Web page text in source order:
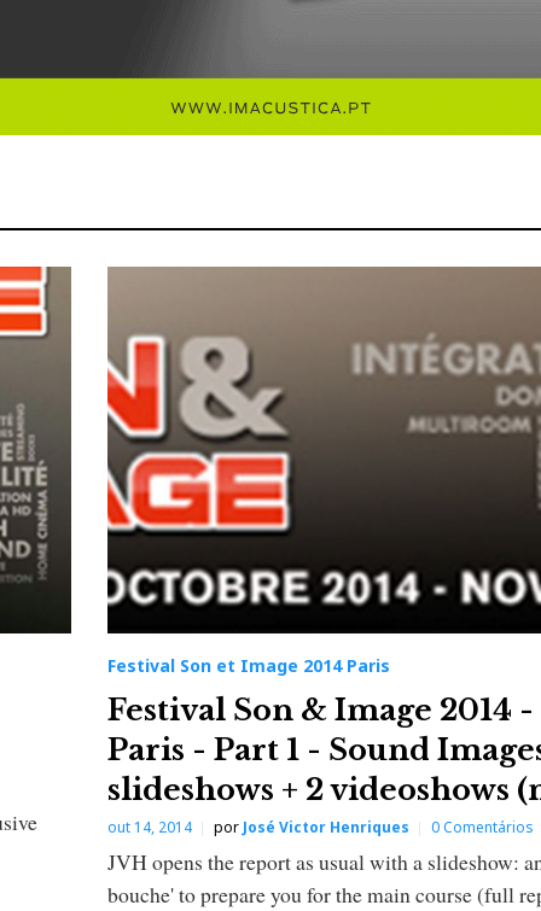
Festival Son et Image 2014 Paris
Festival Son & Image 2014 -
Paris - Part 1 - Sound
slideshows + 2 videoshows
out 14, 2014 por José Victor Henriques 0 Comentários
JVH opens the report as usual with a slideshow:
bouche' to prepare you for the main course (full